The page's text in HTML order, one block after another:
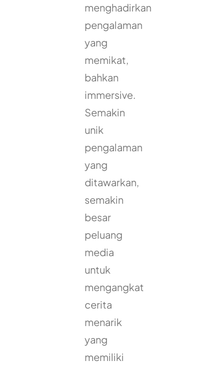
menghadirkan
pengalaman
yang
memikat,
bahkan
immersive.
Semakin
unik
pengalaman
yang
ditawarkan,
semakin
besar
peluang
media
untuk
mengangkat
cerita
menarik
yang
memiliki